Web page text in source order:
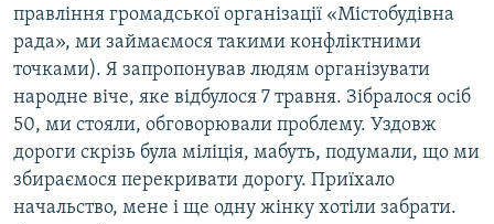
правління громадської організації «Містобудівна
рада», ми займаємося такими конфліктними
точками). Я запропонував людям організувати
народне віче, яке відбулося 7 травня. Зібралося осіб
50, ми стояли, обговорювали проблему. Уздовж
дороги скрізь була міліція, мабуть, подумали, що ми
збираємося перекривати дорогу. Приїхало
начальство, мене і ще одну жінку хотіли забрати.